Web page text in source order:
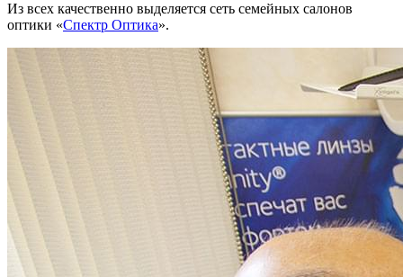
Из всех качественно выделяется сеть семейных салонов
оптики «Спектр Оптика».